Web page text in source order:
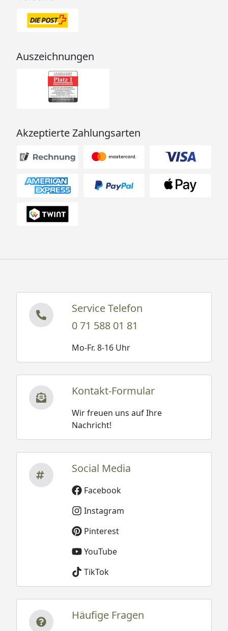
Auszeichnungen
Akzeptierte Zahlungsarten
Service Telefon
0 71 588 01 81
Mo-Fr. 8-16 Uhr
Kontakt-Formular
Wir freuen uns auf Ihre
Nachricht!
Social Media
Facebook
Instagram
Pinterest
YouTube
TikTok
Häufige Fragen